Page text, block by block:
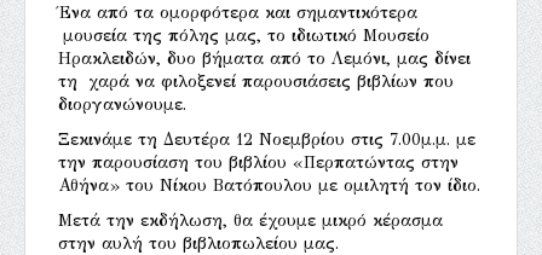
Ένα από τα ομορφότερα και σημαντικότερα
μουσεία της πόλης μας, το ιδιωτικό Μουσείο
Ηρακλειδών, δυο βήματα από το Λεμόνι, μας δίνει
τη
χαρά να φιλοξενεί παρουσιάσεις βιβλίων που
διοργανώνουμε.
Ξεκινάμε τη Δευτέρα 12 Νοεμβρίου στις 7.00μ.μ. με
την παρουσίαση του βιβλίου «Περπατώντας στην
Αθήνα» του Νίκου Βατόπουλου με ομιλητή τον ίδιο.
Μετά την εκδήλωση, θα έχουμε μικρό κέρασμα
στην αυλή του βιβλιοπωλείου μας.